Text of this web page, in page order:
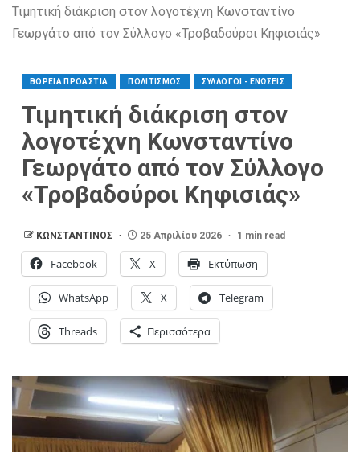
Τιμητική διάκριση στον λογοτέχνη Κωνσταντίνο
Γεωργάτο από τον Σύλλογο «Τροβαδούροι Κηφισιάς»
ΒΟΡΕΙΑ ΠΡΟΑΣΤΙΑ ΠΟΛΙΤΙΣΜΟΣ ΣΥΛΛΟΓΟΙ - ΕΝΩΣΕΙΣ
Τιμητική διάκριση στον
λογοτέχνη Κωνσταντίνο
Γεωργάτο από τον Σύλλογο
«Τροβαδούροι Κηφισιάς»
ΚΩΝΣΤΑΝΤΙΝΟΣ 25 Απριλίου 2026 1 min read
Facebook X Εκτύπωση
WhatsApp X Telegram
Threads Περισσότερα